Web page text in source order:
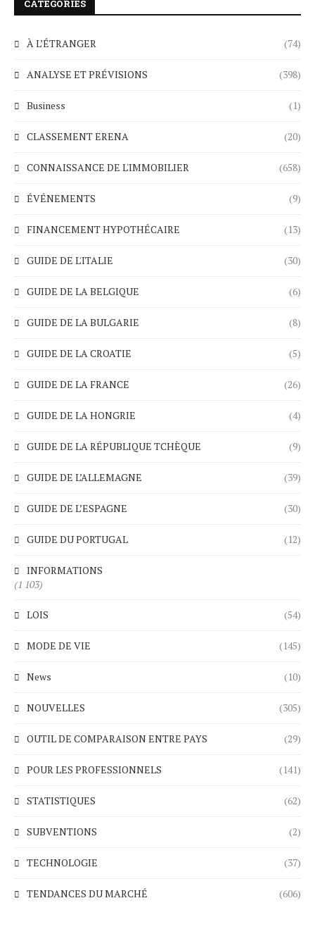
CATEGORIES
À L’ÉTRANGER (74)
ANALYSE ET PRÉVISIONS (398)
Business (1)
CLASSEMENT ERENA (20)
CONNAISSANCE DE L'IMMOBILIER (658)
ÉVÉNEMENTS (9)
FINANCEMENT HYPOTHÉCAIRE (13)
GUIDE DE L'ITALIE (30)
GUIDE DE LA BELGIQUE (6)
GUIDE DE LA BULGARIE (8)
GUIDE DE LA CROATIE (5)
GUIDE DE LA FRANCE (26)
GUIDE DE LA HONGRIE (4)
GUIDE DE LA RÉPUBLIQUE TCHÈQUE (9)
GUIDE DE L’ALLEMAGNE (39)
GUIDE DE L’ESPAGNE (30)
GUIDE DU PORTUGAL (12)
INFORMATIONS
(1 103)
LOIS (54)
MODE DE VIE (145)
News (10)
NOUVELLES (305)
OUTIL DE COMPARAISON ENTRE PAYS (29)
POUR LES PROFESSIONNELS (141)
STATISTIQUES (62)
SUBVENTIONS (2)
TECHNOLOGIE (37)
TENDANCES DU MARCHÉ (606)